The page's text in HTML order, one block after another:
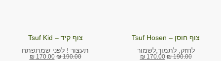
צוף חוסן – Tsuf Hosen
לחזק, לתמוך,לשמור
190.00
₪
170.00
₪
צוף קיד – Tsuf Kid
תעצור ! לפני שמתפתח
190.00
₪
170.00
₪